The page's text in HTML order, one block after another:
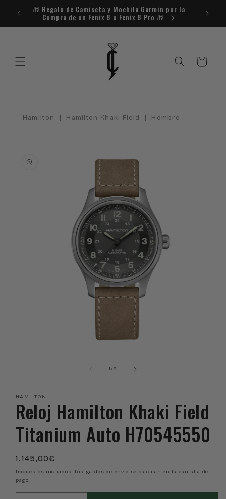
directamente
al contenido
🎁​ Regalo de Camiseta y Mochila Garmin por la
Compra de un Fenix 8 o Fenix 8 Pro 🎁​
Carrito
Hamilton | Hamilton Khaki Field | Hombre
información
ventana
modal
1/de
5
HAMILTON
Reloj Hamilton Khaki Field
Titanium Auto H70545550
Precio
habitual
1.145,00€
Impuestos incluidos. Los gastos de envío se calculan en la pantalla de
pago.